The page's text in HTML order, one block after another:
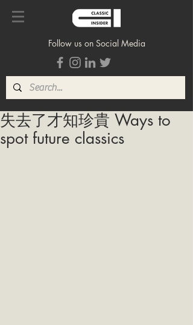
Follow us on Social Media
失去了才知珍貴 Ways to
spot future classics